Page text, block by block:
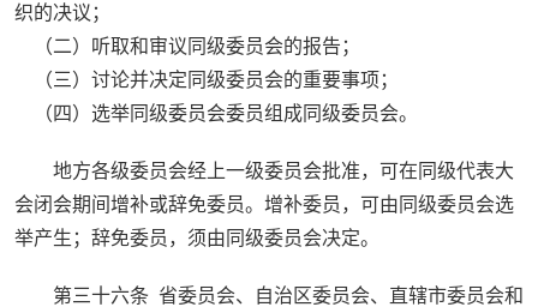
织的决议；
（二）听取和审议同级委员会的报告；
（三）讨论并决定同级委员会的重要事项；
（四）选举同级委员会委员组成同级委员会。
地方各级委员会经上一级委员会批准，可在同级代表大
会闭会期间增补或辞免委员。增补委员，可由同级委员会选
举产生；辞免委员，须由同级委员会决定。
第三十六条 省委员会、自治区委员会、直辖市委员会和